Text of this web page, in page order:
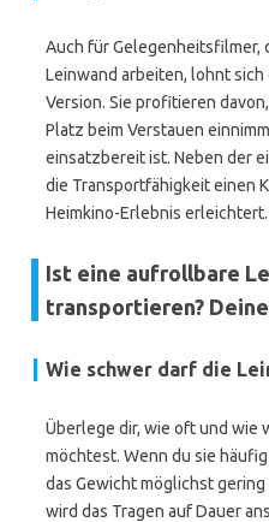
Auch für Gelegenheitsfilmer,
Leinwand arbeiten, lohnt
Version. Sie profitieren
Platz beim Verstauen
einsatzbereit ist. Neben der
die Transportfähigkeit einen
Heimkino-Erlebnis erleichtert.
Ist eine aufrollbare
transportieren?
Wie schwer darf die
Überlege dir, wie oft und wie
möchtest. Wenn du sie
das Gewicht möglichst gering
wird das Tragen auf Dauer